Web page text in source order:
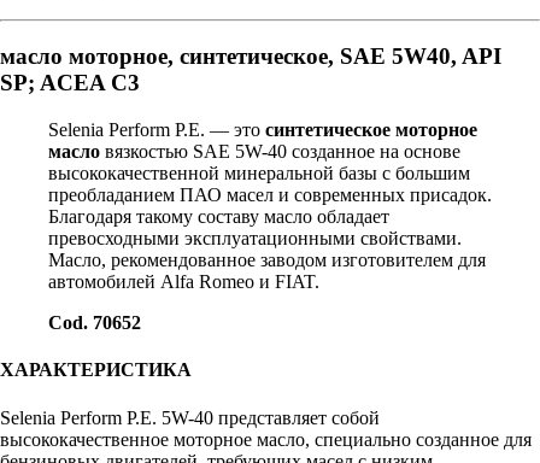
масло моторное, синтетическое, SAE 5W40, API
SP; ACEA C3
Selenia Perform P.E. — это синтетическое моторное
масло вязкостью SAE 5W-40 созданное на основе
высококачественной минеральной базы c большим
преобладанием ПАО масел и современных присадок.
Благодаря такому составу масло обладает
превосходными эксплуатационными свойствами.
Масло, рекомендованное заводом изготовителем для
автомобилей Alfa Romeo и FIAT.
Cod. 70652
ХАРАКТЕРИСТИКА
Selenia Perform P.E. 5W-40 представляет собой
высококачественное моторное масло, специально созданное для